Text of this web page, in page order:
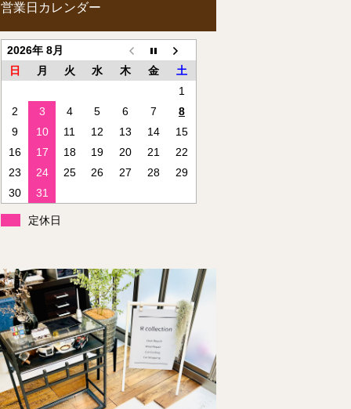
営業日カレンダー
2026年 8月
日
月 火 水 木 金
土
1
2
3 4 5 6 7
8
9
10 11 12 13 14
15
16
17 18 19 20 21
22
23
24 25 26 27 28
29
30
31
定休日